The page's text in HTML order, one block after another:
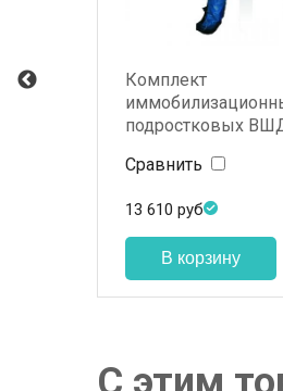
Комплект
подростковых
Сравнить
13 610 руб